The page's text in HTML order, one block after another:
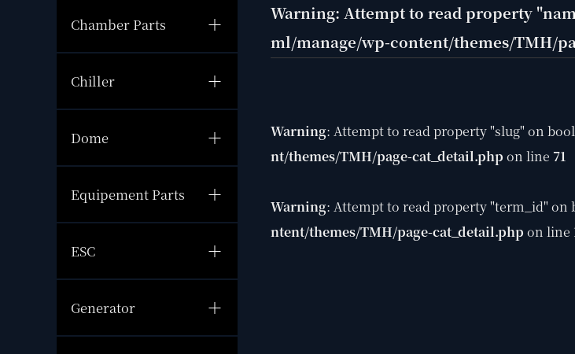
Chamber Parts
Chiller
Dome
Equipement Parts
ESC
Generator
Warning: Attempt to read property
ml/manage/wp-content/themes/TMH/
Warning: Attempt to read property "slug" on
nt/themes/TMH/page-cat_detail.php on line 71
Warning: Attempt to read property "term_id" on
ntent/themes/TMH/page-cat_detail.php on line